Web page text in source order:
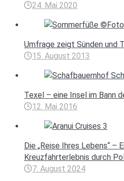
24. Mai 2020
Umfrage zeigt Sünden und
15. August 2013
Texel – eine Insel im Bann
12. Mai 2016
Die „Reise Ihres Lebens“ –
Kreuzfahrterlebnis durch
7. August 2024